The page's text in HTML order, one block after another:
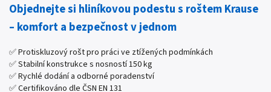
Objednejte si hliníkovou podestu s roštem Krause
– komfort a bezpečnost v jednom
✅ Protiskluzový rošt pro práci ve ztížených podmínkách
✅ Stabilní konstrukce s nosností 150 kg
✅ Rychlé dodání a odborné poradenství
✅ Certifikováno dle ČSN EN 131